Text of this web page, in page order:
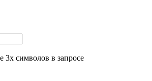
3х символов в запросе